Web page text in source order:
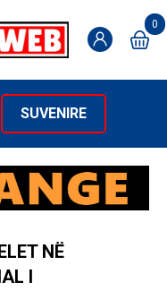
0
SUVENIRE
NË
I